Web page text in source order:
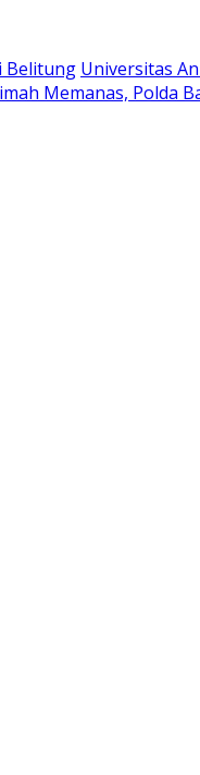
Belitung Universitas
Memanas, Polda